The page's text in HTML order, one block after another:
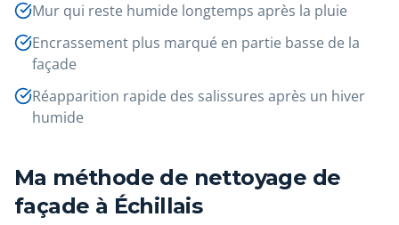
Mur qui reste humide longtemps après la pluie
Encrassement plus marqué en partie basse de la
façade
Réapparition rapide des salissures après un hiver
humide
Ma méthode de nettoyage de
façade à Échillais